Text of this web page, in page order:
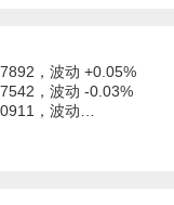
，波动 +0.05%
，波动 -0.03%
，波动…